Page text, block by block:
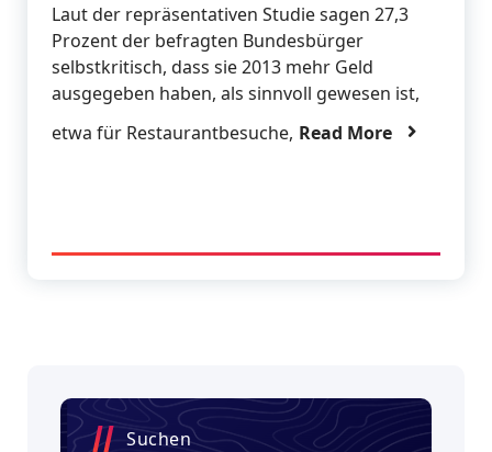
Laut der repräsentativen Studie sagen 27,3
Prozent der befragten Bundesbürger
selbstkritisch, dass sie 2013 mehr Geld
ausgegeben haben, als sinnvoll gewesen ist,
etwa für Restaurantbesuche, Read More
Suchen